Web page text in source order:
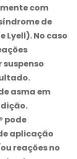
com
de
Lyell). No caso
asma em
pode
aplicação
reações no